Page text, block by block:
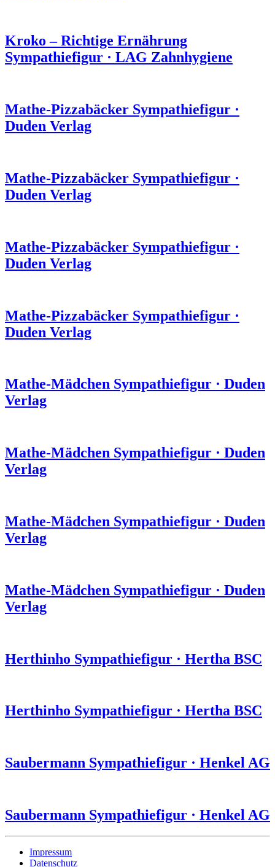
Kroko – Richtige Ernährung
Sympathiefigur · LAG Zahnhygiene
Mathe-Pizzabäcker Sympathiefigur ·
Duden Verlag
Mathe-Pizzabäcker Sympathiefigur ·
Duden Verlag
Mathe-Pizzabäcker Sympathiefigur ·
Duden Verlag
Mathe-Pizzabäcker Sympathiefigur ·
Duden Verlag
Mathe-Mädchen Sympathiefigur · Duden
Verlag
Mathe-Mädchen Sympathiefigur · Duden
Verlag
Mathe-Mädchen Sympathiefigur · Duden
Verlag
Mathe-Mädchen Sympathiefigur · Duden
Verlag
Herthinho Sympathiefigur · Hertha BSC
Herthinho Sympathiefigur · Hertha BSC
Saubermann Sympathiefigur · Henkel AG
Saubermann Sympathiefigur · Henkel AG
Impressum
Datenschutz